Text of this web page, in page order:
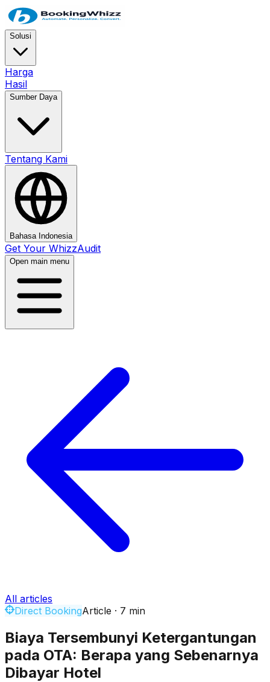
Solusi
Harga
Hasil
Sumber Daya
Tentang Kami
Bahasa Indonesia
Get Your WhizzAudit
Open main menu
All articles
Direct BookingArticle · 7 min
Biaya Tersembunyi Ketergantungan
pada OTA: Berapa yang Sebenarnya
Dibayar Hotel